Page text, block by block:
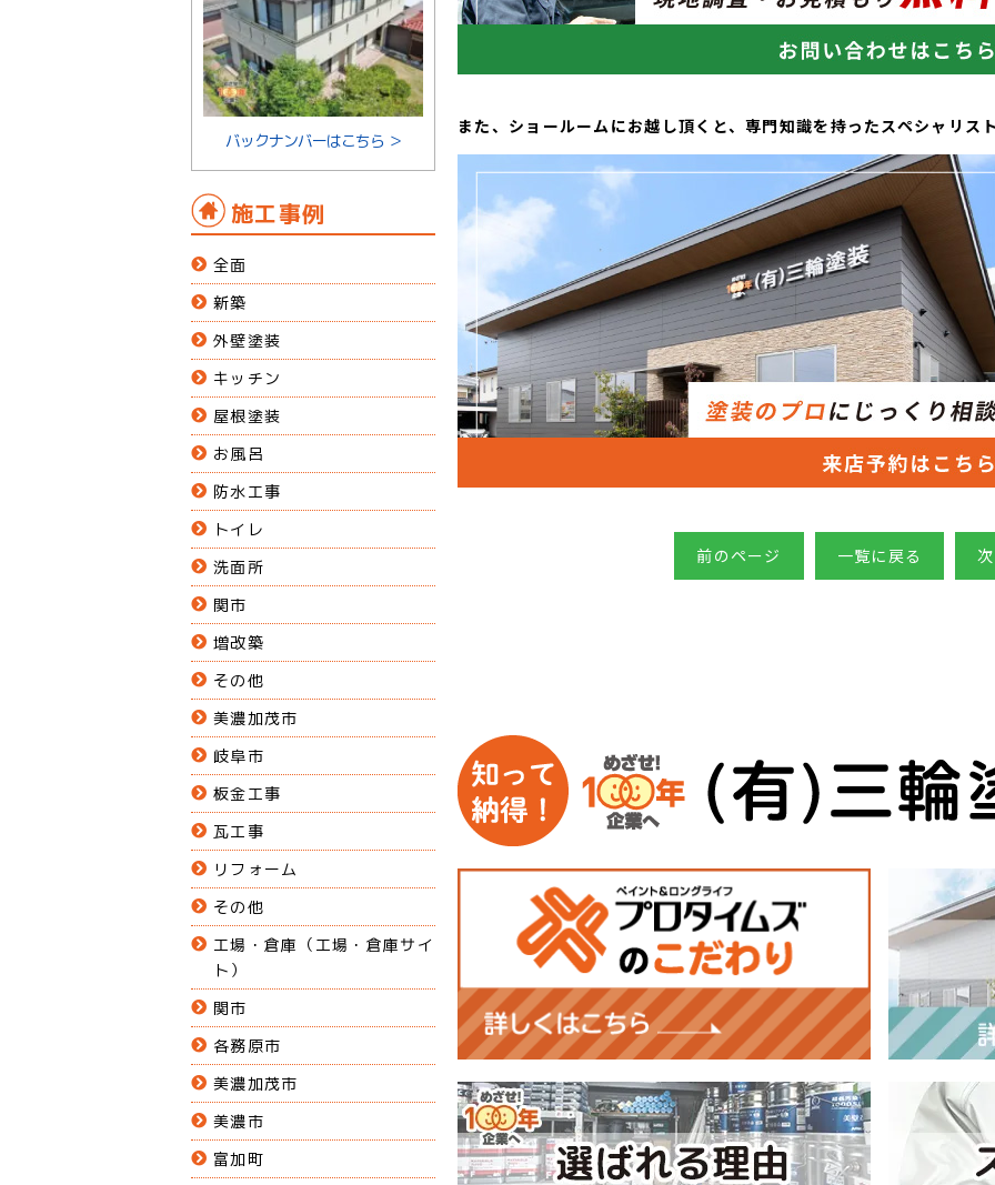
また、ショールームにお越し頂くと、専門知識を持ったスペシャリス
前のページ 一覧に戻る
バックナンバーはこちら ＞
施工事例
全面
新築
外壁塗装
キッチン
屋根塗装
お風呂
防水工事
トイレ
洗面所
関市
増改築
その他
美濃加茂市
岐阜市
板金工事
瓦工事
リフォーム
その他
工場・倉庫（工場・倉庫サイ
ト）
関市
各務原市
美濃加茂市
美濃市
富加町